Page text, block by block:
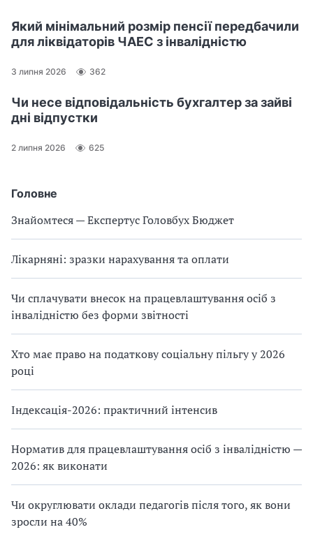
Головне
Знайомтеся — Експертус Головбух Бюджет
Лікарняні: зразки нарахування та оплати
Чи сплачувати внесок на працевлаштування осіб з
інвалідністю без форми звітності
Хто має право на податкову соціальну пільгу у 2026
році
Індексація-2026: практичний інтенсив
Норматив для працевлаштування осіб з інвалідністю —
2026: як виконати
Чи округлювати оклади педагогів після того, як вони
зросли на 40%
Який мінімальний розмір пенсії передбачили
для ліквідаторів ЧАЕС з інвалідністю
3 липня 2026 362
Чи несе відповідальність бухгалтер за зайві
дні відпустки
2 липня 2026 625